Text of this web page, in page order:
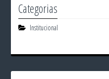
Categorias
Institucional